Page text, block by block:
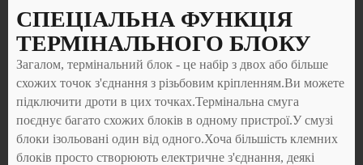
СПЕЦІАЛЬНА ФУНКЦІЯ
ТЕРМІНАЛЬНОГО БЛОКУ
Загалом, термінальний блок - це набір з двох або більше
схожих точок з'єднання з різьбовим кріпленням.Ви можете
підключити дроти в цих точках.Термінальна смуга
поєднує багато схожих блоків в одному пристрої.У смузі
блоки ізольовані один від одного.Хоча більшість клемних
блоків просто створюють електричне з'єднання, деякі